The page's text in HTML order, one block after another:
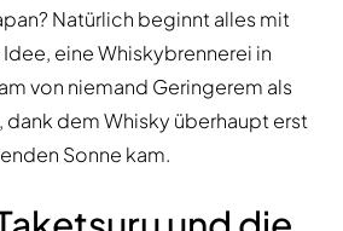
Natürlich beginnt alles mit
eine Whiskybrennerei in
von niemand Geringerem als
dank dem Whisky überhaupt erst
Sonne kam.